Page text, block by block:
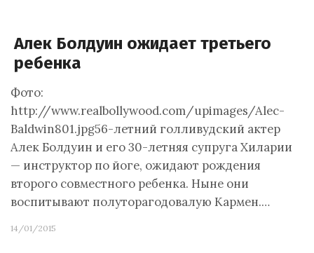
Алек Болдуин ожидает третьего
ребенка
Фото:
http://www.realbollywood.com/upimages/Alec-
Baldwin801.jpg56-летний голливудский актер
Алек Болдуин и его 30-летняя супруга Хиларии
— инструктор по йоге, ожидают рождения
второго совместного ребенка. Ныне они
воспитывают полуторагодовалую Кармен.…
14/01/2015